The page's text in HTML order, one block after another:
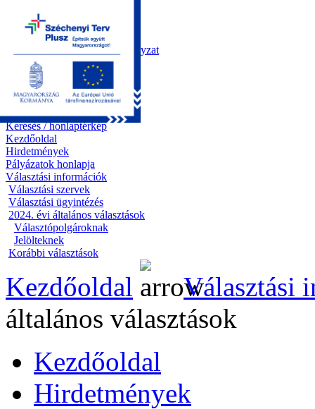
Kezdőoldal
Önkormányzat
Polgármesteri Hivatal
Roma Nemzetiségi Önkormányzat
Elektronikus ügyintézés
Közérdekű információk
Tiszapüspöki bemutatása
Pályázatok
Kapcsolat
Keresés / honlaptérkép
Kezdőoldal
Hirdetmények
Pályázatok honlapja
Választási információk
Választási szervek
Választási ügyintézés
2024. évi általános választások
Választópolgároknak
Jelölteknek
Korábbi választások
Kezdőoldal
Választási
általános választások
Kezdőoldal
Hirdetmények